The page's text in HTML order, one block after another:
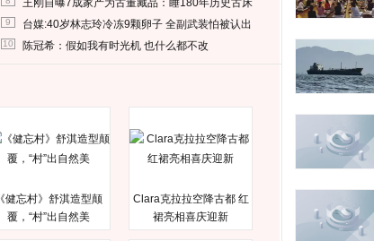
王刚自曝7成家产为古董藏品：睡180年历史古床
9 台媒:40岁林志玲冷冻9颗卵子 全副武装怕被认出
10 陈冠希：假如我有时光机 也什么都不改
《健忘村》舒淇造型颠
覆，“村”出自然美
Clara克拉拉空降古都 红
裙亮相喜庆迎新